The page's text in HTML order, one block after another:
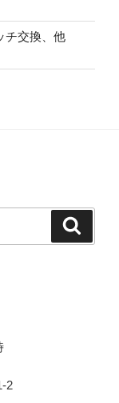
チ交換、他
2